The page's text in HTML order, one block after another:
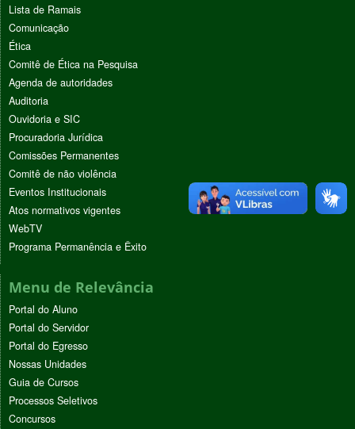
Lista de Ramais
Comunicação
Ética
Comitê de Ética na Pesquisa
Agenda de autoridades
Auditoria
Ouvidoria e SIC
Procuradoria Jurídica
Comissões Permanentes
Comitê de não violência
Eventos Institucionais
Atos normativos vigentes
WebTV
Programa Permanência e Êxito
Menu de Relevância
Portal do Aluno
Portal do Servidor
Portal do Egresso
Nossas Unidades
Guia de Cursos
Processos Seletivos
Concursos